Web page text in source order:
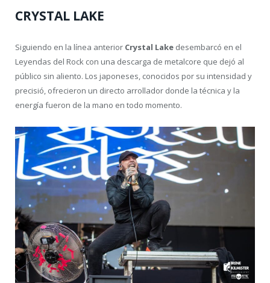
CRYSTAL LAKE
Siguiendo en la línea anterior Crystal Lake desembarcó en el
Leyendas del Rock con una descarga de metalcore que dejó al
público sin aliento. Los japoneses, conocidos por su intensidad y
precisió, ofrecieron un directo arrollador donde la técnica y la
energía fueron de la mano en todo momento.